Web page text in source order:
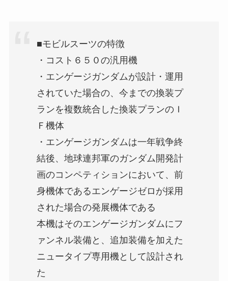
■モビルスーツの特徴
・コスト６５０の汎用機
・エンゲージガンダムが設計・運用
されていた場合の、今までの換装プ
ランを複数統合した換装プランのＩ
Ｆ機体
・エンゲージガンダムは一年戦争終
結後、地球連邦軍のガンダム開発計
画のコンペティションにおいて、前
身機体であるエンゲージゼロが採用
された場合の発展機体である
本機はそのエンゲージガンダムにフ
ァンネル装備と、追加装備を加えた
ニュータイプ専用機として設計され
た